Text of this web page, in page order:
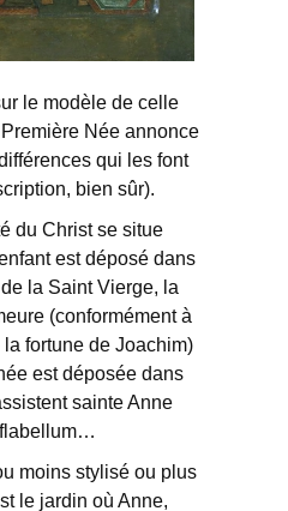
le modèle de celle
Née annonce
qui les font
bien sûr).
du Christ se situe
est déposé dans
la Saint Vierge, la
(conformément à
fortune de Joachim)
est déposée dans
sainte Anne
flabellum…
moins stylisé ou plus
le jardin où Anne,